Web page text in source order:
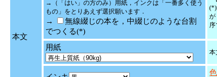
本文
→（「はい」の方のみ）用紙，インクは「一番多く使う
もの」をとりあえず選択願います．
→
無線綴じの本を，中綴じのような台割
でつくる(*)
が
用紙
本